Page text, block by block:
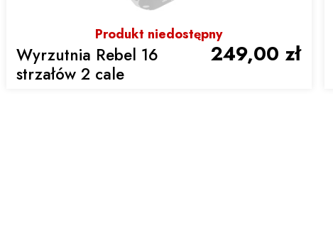
Produkt niedostępny
Wyrzutnia Rebel 16
strzałów 2 cale
249,00 zł